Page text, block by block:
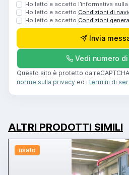
Ho letto e accetto l’informativa
Ho letto e accetto Condizioni di
Ho letto e accetto Condizioni
Invia
Vedi numero
Questo sito è protetto da
norme sulla privacy ed i termini di
ALTRI PRODOTTI SIMILI
usato